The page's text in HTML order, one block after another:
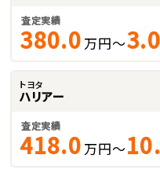
査定実績
380.0 万円～3.0
トヨタ
ハリアー
査定実績
418.0 万円～